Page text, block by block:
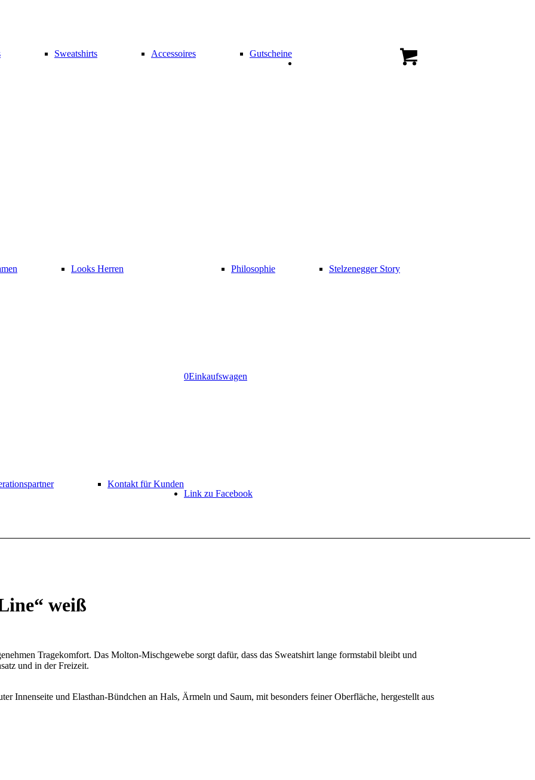
Sweatshirts Accessoires Gutscheine
Looks Herren Philosophie Stelzenegger Story
Kontakt für Kunden
0Einkaufswagen
Link zu Facebook
weiß
Tragekomfort. Das Molton-Mischgewebe sorgt dafür, dass das Sweatshirt lange formstabil bleibt und
und in der Freizeit.
Innenseite und Elasthan-Bündchen an Hals, Ärmeln und Saum, mit besonders feiner Oberfläche, hergestellt aus